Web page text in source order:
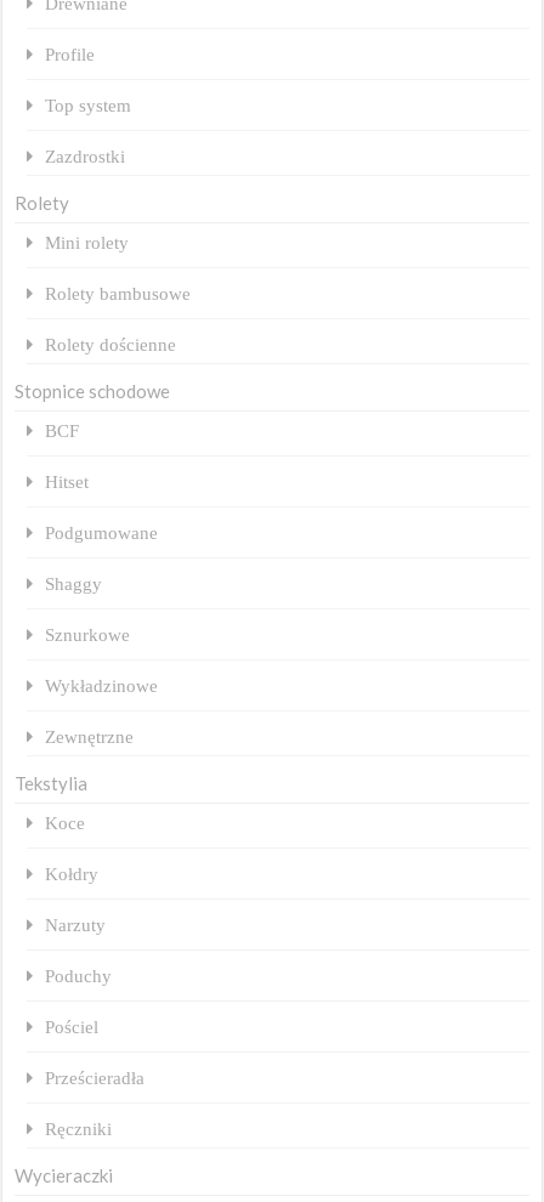
Profile
Top system
Zazdrostki
Rolety
Mini rolety
Rolety bambusowe
Rolety dościenne
Stopnice schodowe
BCF
Hitset
Podgumowane
Shaggy
Sznurkowe
Wykładzinowe
Zewnętrzne
Tekstylia
Koce
Kołdry
Narzuty
Poduchy
Pościel
Prześcieradła
Ręczniki
Wycieraczki